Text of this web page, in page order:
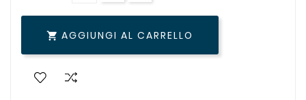
 AGGIUNGI AL CARRELLO